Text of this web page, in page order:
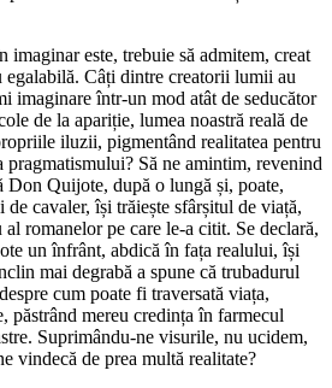
este, trebuie să admitem, creat
egalabilă. Câți dintre creatorii lumii au
imaginare într-un mod atât de seducător
de la apariție, lumea noastră reală de
iluzii, pigmentând realitatea pentru
pragmatismului? Să ne amintim, revenind
Don Quijote, după o lungă și, poate,
cavaler, își trăiește sfârșitul de viață,
romanelor pe care le-a citit. Se declară,
un înfrânt, abdică în fața realului, își
mai degrabă a spune că trubadurul
cum poate fi traversată viața,
păstrând mereu credința în farmecul
Suprimându-ne visurile, nu ucidem,
vindecă de prea multă realitate?